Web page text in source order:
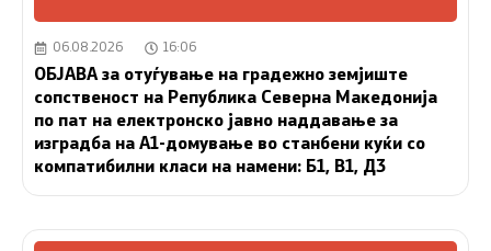
06.08.2026 16:06
ОБЈАВА за отуѓување на градежно земјиште
сопственост на Република Северна Македонија
по пат на електронско јавно наддавање за
изградба на A1-домување во станбени куќи со
компатибилни класи на намени: Б1, В1, Д3